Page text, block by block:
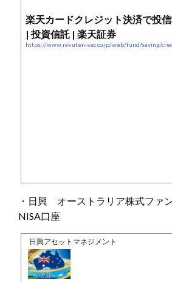
楽天カードクレジット決済で投
| 投資信託 | 楽天証券
https://www.rakuten-sec.co.jp/web/fund/saving/
・日興 オーストラリア株式ファ
NISA口座
日興アセットマネジメント